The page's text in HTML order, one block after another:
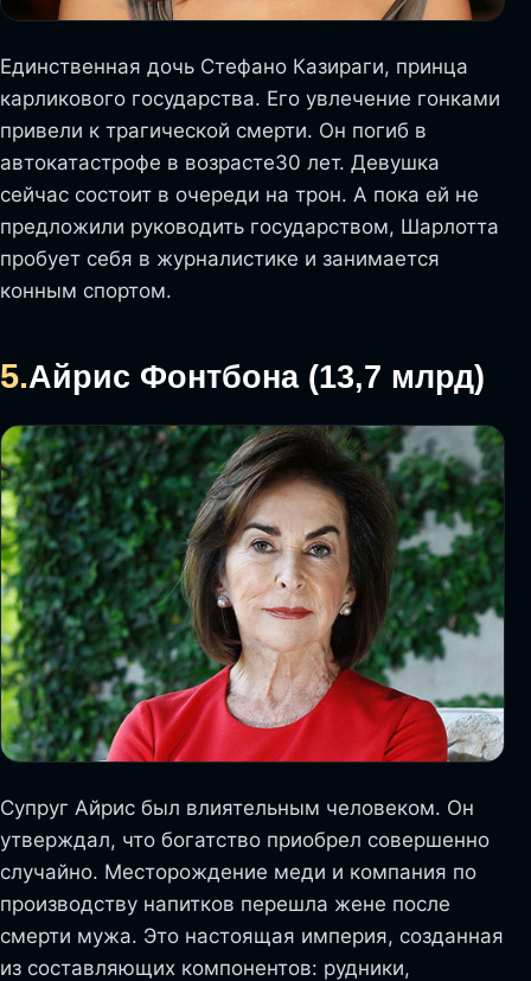
Единственная дочь Стефано Казираги, принца
карликового государства. Его увлечение гонками
привели к трагической смерти. Он погиб в
автокатастрофе в возрасте30 лет. Девушка
сейчас состоит в очереди на трон. А пока ей не
предложили руководить государством, Шарлотта
пробует себя в журналистике и занимается
конным спортом.
5.Айрис Фонтбона (13,7 млрд)
Супруг Айрис был влиятельным человеком. Он
утверждал, что богатство приобрел совершенно
случайно. Месторождение меди и компания по
производству напитков перешла жене после
смерти мужа. Это настоящая империя, созданная
из составляющих компонентов: рудники,